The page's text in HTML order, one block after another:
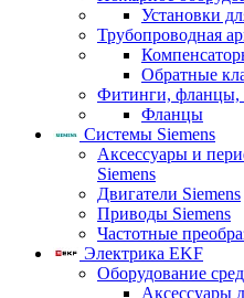
Установки
Трубопроводная
Обратные
Фитинги, фланцы,
Фланцы
Системы Siemens
Аксессуары и
Siemens
Двигатели Siemens
Приводы Siemens
Частотные
Электрика EKF
Оборудование
Аксессуары